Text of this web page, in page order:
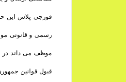
فورجی پلاس این
رسمی و قانونی
موظف می داند در
قبول قوانین